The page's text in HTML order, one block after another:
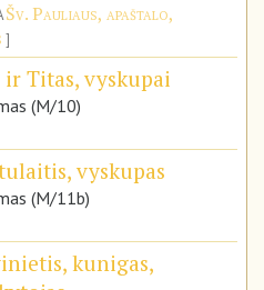
Šv. Pauliaus, apaštalo,
ir Titas, vyskupai
(M/10)
vyskupas
(M/11b)
kunigas,